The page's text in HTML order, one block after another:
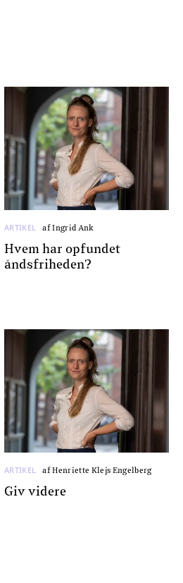
ARTIKEL af Ingrid Ank
Hvem har opfundet
åndsfriheden?
ARTIKEL af Henriette Klejs Engelberg
Giv videre